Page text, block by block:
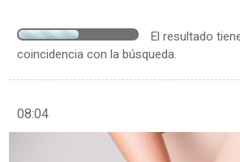
El resultado
coincidencia con la búsqueda.
08:04